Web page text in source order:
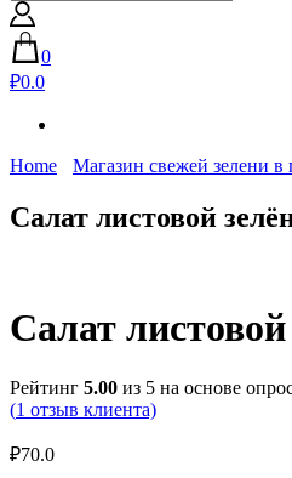
0
₽0.0
Home Магазин свежей зелени
Салат листовой
Салат
Рейтинг 5.00 из 5 на основе
(1 отзыв клиента)
₽70.0